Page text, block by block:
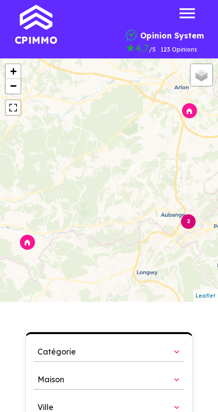
Opinion System
4.7/5 123 Opinions
2
+
−
Leaflet
Catégorie
Maison
Ville